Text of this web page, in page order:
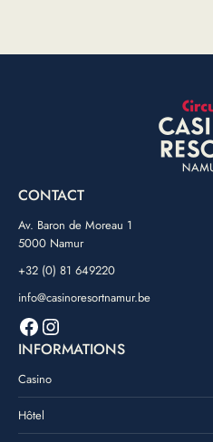
CONTACT
Av. Baron de Moreau 1
5000 Namur
+32 (0) 81 649220
info@casinoresortnamur.be
Facebook
Instagram
INFORMATIONS
Casino
Hôtel